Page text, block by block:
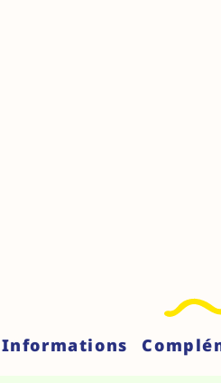
Informations